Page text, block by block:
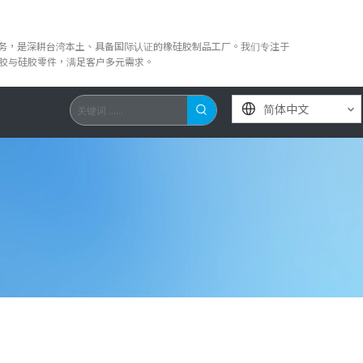
是深耕台湾本土、具备国际认证的橡硅胶制品工厂。我们专注于
与硅胶零件，满足客户多元需求。
简体中文